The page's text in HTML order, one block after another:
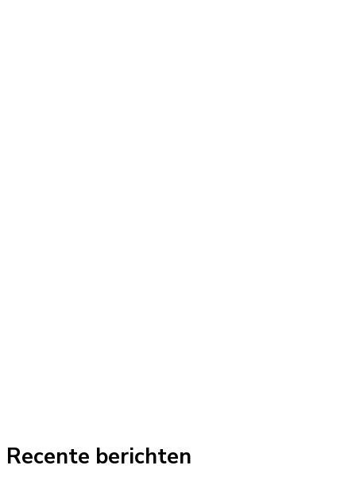
Recente berichten